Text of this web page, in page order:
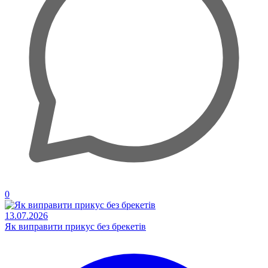
0
13.07.2026
Як виправити прикус без брекетів